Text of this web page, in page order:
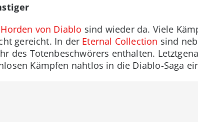
Horden von Diablo sind wieder da. Viele
gereicht. In der Eternal Collection sind
des Totenbeschwörers enthalten.
Kämpfen nahtlos in die Diablo-Saga